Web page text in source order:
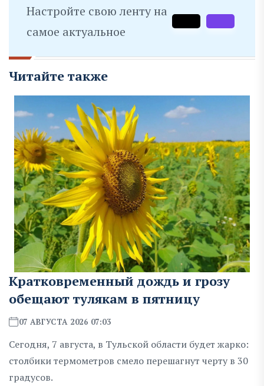
Настройте свою ленту на
самое актуальное
Читайте также
Кратковременный дождь и грозу
обещают тулякам в пятницу
07 АВГУСТА 2026 07:03
Сегодня, 7 августа, в Тульской области будет жарко:
столбики термометров смело перешагнут черту в 30
градусов.